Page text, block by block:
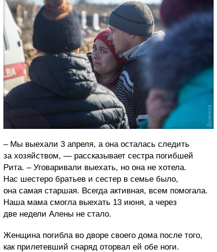
– Мы выехали 3 апреля, а она осталась следить
за хозяйством, — рассказывает сестра погибшей
Рита. – Уговаривали выехать, но она не хотела.
Нас шестеро братьев и сестер в семье было,
она самая старшая. Всегда активная, всем помогала.
Наша мама смогла выехать 13 июня, а через
две недели Алены не стало.
Женщина погибла во дворе своего дома после того,
как прилетевший снаряд оторвал ей обе ноги.